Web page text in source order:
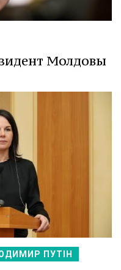
Молдовы
ПУТІН